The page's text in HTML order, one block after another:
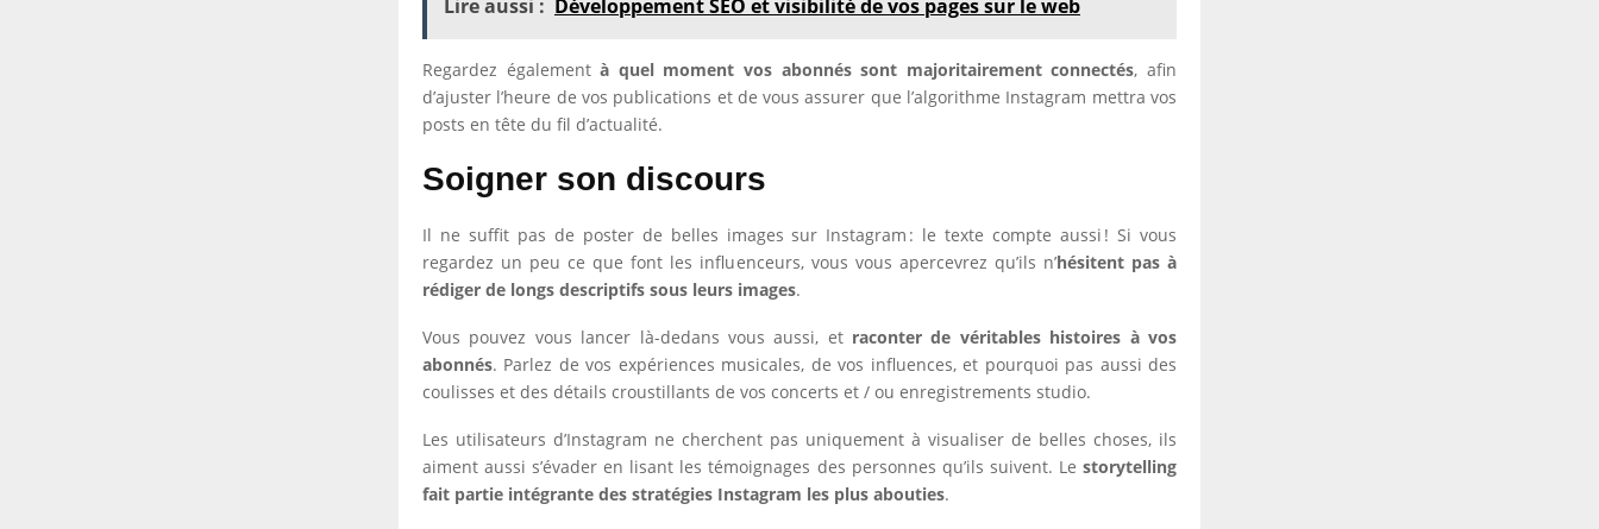
Lire aussi : Développement SEO et visibilité de vos pages sur le web
Regardez égalementà quel moment vos abonnés sont majoritairement connectés, afin
d’ajuster l’heure de vos publications et de vous assurer que l’algorithme Instagram mettra vos
posts en tête du fil d’actualité.
Soigner son discours
Il ne suffit pas de poster de belles images sur Instagram : le texte compte aussi ! Si vous
regardez un peu ce que font les influenceurs, vous vous apercevrez qu’ils n’hésitent pas à
rédiger de longs descriptifs sous leurs images.
Vous pouvez vous lancer là-dedans vous aussi, et raconter de véritables histoires à vos
abonnés. Parlez de vos expériences musicales, de vos influences, et pourquoi pas aussi des
coulisses et des détails croustillants de vos concerts et / ou enregistrements studio.
Les utilisateurs d’Instagram ne cherchent pas uniquement à visualiser de belles choses, ils
aiment aussi s’évader en lisant les témoignages des personnes qu’ils suivent. Le storytelling
fait partie intégrante des stratégies Instagram les plus abouties.